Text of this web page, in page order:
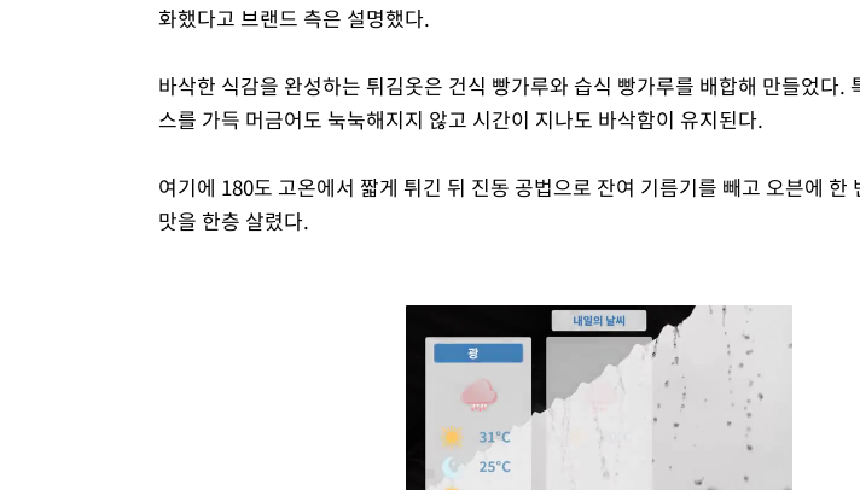
화했다고 브랜드 측은 설명했다.
바삭한 식감을 완성하는 튀김옷은 건식 빵가루와 습식 빵가루를 배합해 만들었다.
스를 가득 머금어도 눅눅해지지 않고 시간이 지나도 바삭함이 유지된다.
여기에 180도 고온에서 짧게 튀긴 뒤 진동 공법으로 잔여 기름기를 빼고 오븐에 한
맛을 한층 살렸다.